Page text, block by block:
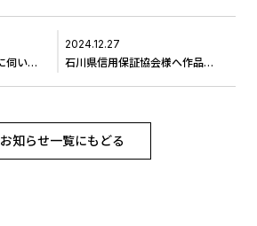
内灘町役場に作品交換に伺いました＃3
2024.12.27
石川県信用保証協会様へ作品の交換に伺いました＃５
お知らせ一覧にもどる